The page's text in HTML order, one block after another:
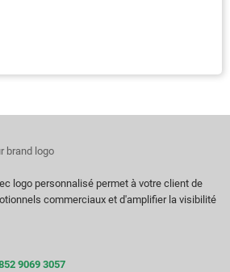
logo personnalisé permet à votre client de
commerciaux et d'amplifier la visibilité
9069 3057